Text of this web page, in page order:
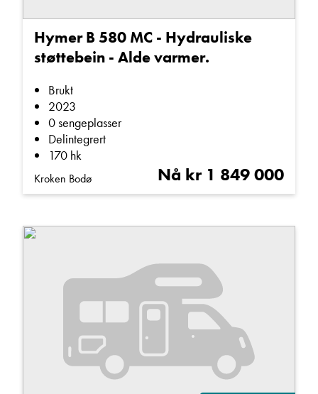
Stekeovn (5)
Støtteben (1)
Sykkelstativ (2)
TV (4)
TV-antenne (1)
Vannbåren varme (6)
Varmtvann (7)
Hymer B 580 MC - Hydrauliske
støttebein - Alde varmer.
Brukt
2023
0 sengeplasser
Delintegrert
170 hk
Nå kr 1 849 000
Kroken Bodø